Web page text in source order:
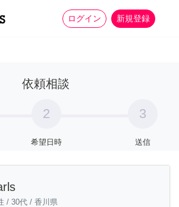
ログイン 新規登録
家事 more_horiz
依頼相談
2
希望日時
3
送信
/ 30代 / 香川県